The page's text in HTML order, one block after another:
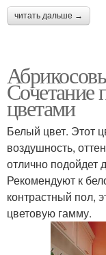
читать дальше →
Сочетание
цветами
Белый цвет. Этот
воздушность,
отлично подойдет
Рекомендуют к
контрастный пол,
цветовую гамму.